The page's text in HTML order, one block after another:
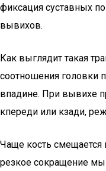
фиксация суставных
вывихов.
Как выглядит такая
соотношения головки
впадине. При вывихе
кпереди или кзади,
Чаще кость смещается
резкое сокращение